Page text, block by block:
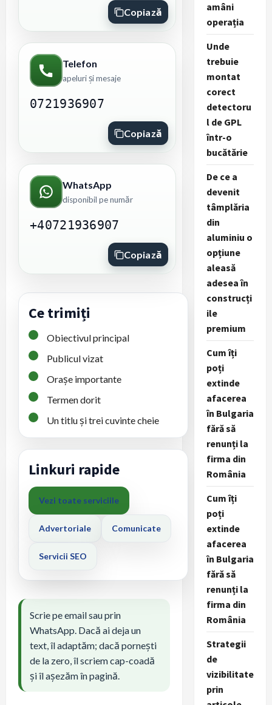
Copiază
Copiază
Telefon
apeluri și mesaje
0721936907
Copiază
WhatsApp
disponibil pe număr
+40721936907
Ce trimiți
Obiectivul principal
Publicul vizat
Orașe importante
Termen dorit
Un titlu și trei cuvinte cheie
Linkuri rapide
Vezi toate serviciile
Advertoriale Comunicate
Servicii SEO
Scrie pe email sau prin
WhatsApp. Dacă ai deja un
text, îl adaptăm; dacă pornești
de la zero, îl scriem cap-coadă
și îl așezăm în pagină.
amâni
operația
Unde
trebuie
montat
corect
detectoru
l de GPL
într-o
bucătărie
De ce a
devenit
tâmplăria
din
aluminiu o
opțiune
aleasă
adesea în
construcți
ile
premium
Cum îți
poți
extinde
afacerea
în Bulgaria
fără să
renunți la
firma din
România
Cum îți
poți
extinde
afacerea
în Bulgaria
fără să
renunți la
firma din
România
Strategii
de
vizibilitate
prin